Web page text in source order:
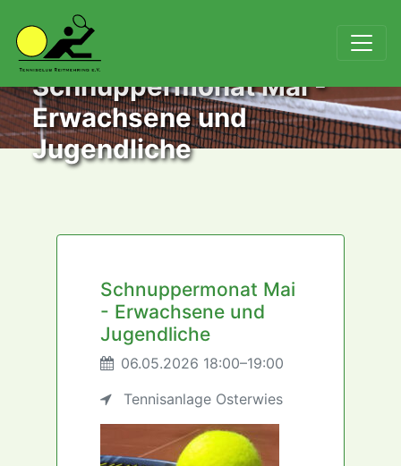
Schnuppermonat Mai -
Erwachsene und
Jugendliche
Schnuppermonat Mai
- Erwachsene und
Jugendliche
06.05.2026 18:00–19:00
Tennisanlage Osterwies